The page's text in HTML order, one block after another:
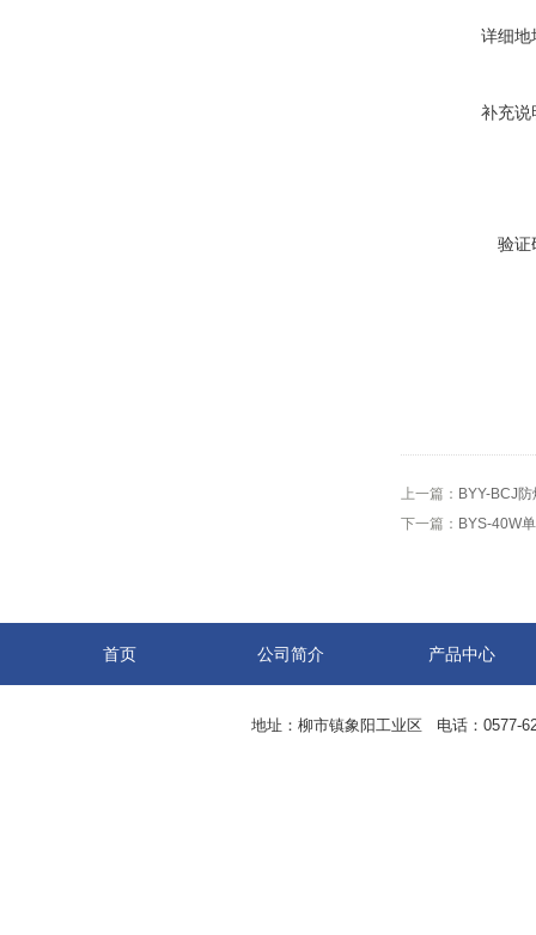
详细地
补充说
验证
上一篇： BYY-BCJ
下一篇： BYS-40W
首页 公司简介 产品中心
地址：柳市镇象阳工业区 电话：0577-